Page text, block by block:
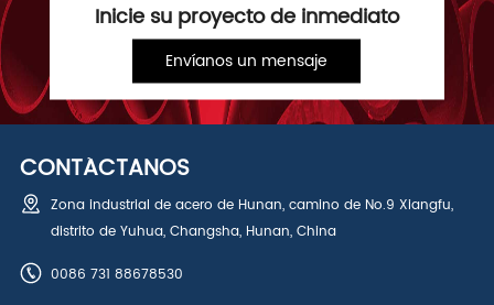
Inicie su proyecto de inmediato
Envíanos un mensaje
CONTÁCTANOS
Zona industrial de acero de Hunan, camino de No.9 Xiangfu,
distrito de Yuhua, Changsha, Hunan, China
0086 731 88678530